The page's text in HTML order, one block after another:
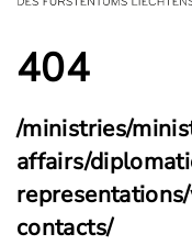
404
/ministries/
affairs/
contacts/